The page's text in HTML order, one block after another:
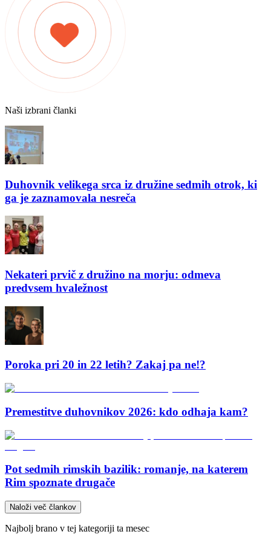
Naši izbrani članki
Duhovnik velikega srca iz družine sedmih otrok, ki
ga je zaznamovala nesreča
Nekateri prvič z družino na morju: odmeva
predvsem hvaležnost
Poroka pri 20 in 22 letih? Zakaj pa ne!?
Premestitve duhovnikov 2026: kdo odhaja kam?
Pot sedmih rimskih bazilik: romanje, na katerem
Rim spoznate drugače
Naloži več člankov
Najbolj brano v tej kategoriji ta mesec